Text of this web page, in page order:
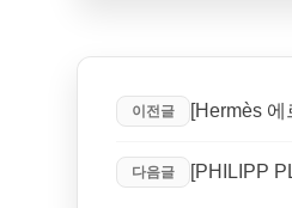
이전글 [Hermès 에
다음글 [PHILIPP